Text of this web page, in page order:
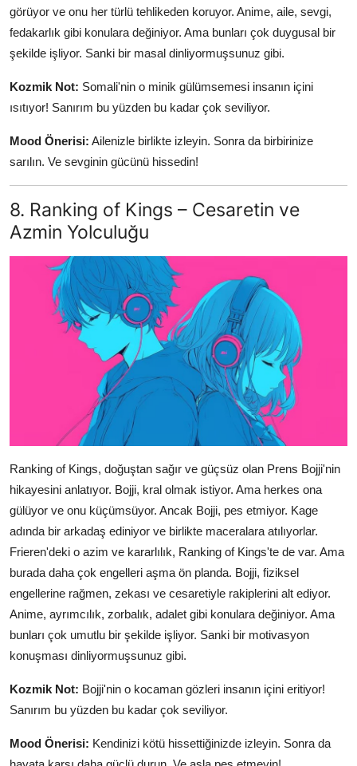
görüyor ve onu her türlü tehlikeden koruyor. Anime, aile, sevgi,
fedakarlık gibi konulara değiniyor. Ama bunları çok duygusal bir
şekilde işliyor. Sanki bir masal dinliyormuşsunuz gibi.
Kozmik Not: Somali'nin o minik gülümsemesi insanın içini
ısıtıyor! Sanırım bu yüzden bu kadar çok seviliyor.
Mood Önerisi: Ailenizle birlikte izleyin. Sonra da birbirinize
sarılın. Ve sevginin gücünü hissedin!
8. Ranking of Kings – Cesaretin ve
Azmin Yolculuğu
Ranking of Kings, doğuştan sağır ve güçsüz olan Prens Bojji'nin
hikayesini anlatıyor. Bojji, kral olmak istiyor. Ama herkes ona
gülüyor ve onu küçümsüyor. Ancak Bojji, pes etmiyor. Kage
adında bir arkadaş ediniyor ve birlikte maceralara atılıyorlar.
Frieren'deki o azim ve kararlılık, Ranking of Kings'te de var. Ama
burada daha çok engelleri aşma ön planda. Bojji, fiziksel
engellerine rağmen, zekası ve cesaretiyle rakiplerini alt ediyor.
Anime, ayrımcılık, zorbalık, adalet gibi konulara değiniyor. Ama
bunları çok umutlu bir şekilde işliyor. Sanki bir motivasyon
konuşması dinliyormuşsunuz gibi.
Kozmik Not: Bojji'nin o kocaman gözleri insanın içini eritiyor!
Sanırım bu yüzden bu kadar çok seviliyor.
Mood Önerisi: Kendinizi kötü hissettiğinizde izleyin. Sonra da